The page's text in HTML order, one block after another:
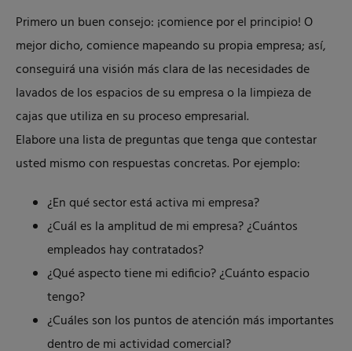
Primero un buen consejo: ¡comience por el principio! O
mejor dicho, comience mapeando su propia empresa; así,
conseguirá una visión más clara de las necesidades de
lavados de los espacios de su empresa o la limpieza de
cajas que utiliza en su proceso empresarial.
Elabore una lista de preguntas que tenga que contestar
usted mismo con respuestas concretas. Por ejemplo:
¿En qué sector está activa mi empresa?
¿Cuál es la amplitud de mi empresa? ¿Cuántos
empleados hay contratados?
¿Qué aspecto tiene mi edificio? ¿Cuánto espacio
tengo?
¿Cuáles son los puntos de atención más importantes
dentro de mi actividad comercial?